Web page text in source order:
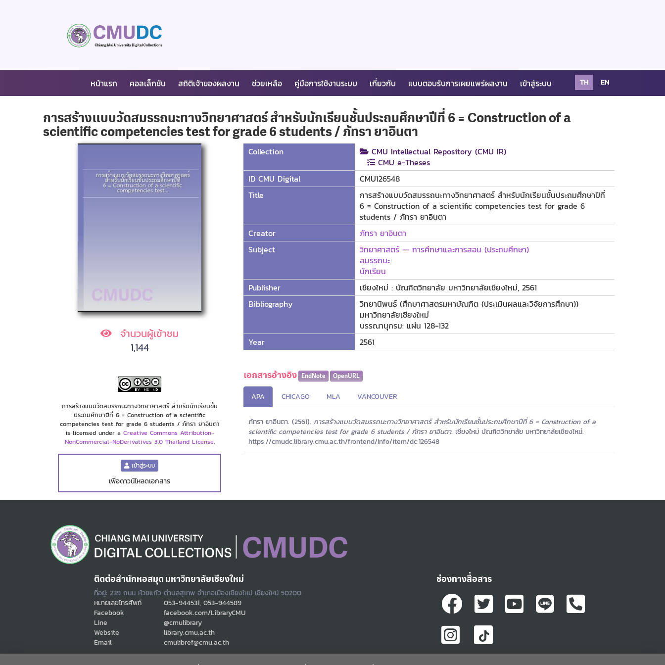
หน้าแรก คอลเล็กชัน สถิติเจ้าของผลงาน ช่วยเหลือ คู่มือการใช้งานระบบ เกี่ยวกับ แบบตอบรับการเผยแพร่ผลงาน เข้าสู่ระบบ TH EN
การสร้างแบบวัดสมรรถนะทางวิทยาศาสตร์ สำหรับนักเรียนชั้นประถมศึกษาปีที่ 6 = Construction of a
scientific competencies test for grade 6 students / ภัทรา ยาอินตา
จำนวนผู้เข้าชม
1,144
การสร้างแบบวัดสมรรถนะทางวิทยาศาสตร์ สำหรับนักเรียนชั้น
ประถมศึกษาปีที่ 6 = Construction of a scientific
competencies test for grade 6 students / ภัทรา ยาอินตา
is licensed under a Creative Commons Attribution-
NonCommercial-NoDerivatives 3.0 Thailand License.
เข้าสู่ระบบ
เพื่อดาวน์โหลดเอกสาร
Collection
CMU Intellectual Repository (CMU IR)
CMU e-Theses
ID CMU Digital
CMU126548
Title
การสร้างแบบวัดสมรรถนะทางวิทยาศาสตร์ สำหรับนักเรียนชั้นประถมศึกษาปีที่
6 = Construction of a scientific competencies test for grade 6
students / ภัทรา ยาอินตา
Creator
ภัทรา ยาอินตา
Subject
วิทยาศาสตร์ -- การศึกษาและการสอน (ประถมศึกษา)
สมรรถนะ
นักเรียน
Publisher
เชียงใหม่ : บัณฑิตวิทยาลัย มหาวิทยาลัยเชียงใหม่, 2561
Bibliography
วิทยานิพนธ์ (ศึกษาศาสตรมหาบัณฑิต (ประเมินผลและวิจัยการศึกษา))
มหาวิทยาลัยเชียงใหม่
บรรณานุกรม: แผ่น 128-132
Year
2561
เอกสารอ้างอิง EndNote OpenURL
APA CHICAGO MLA VANCOUVER
ภัทรา ยาอินตา. (2561). การสร้างแบบวัดสมรรถนะทางวิทยาศาสตร์ สำหรับนักเรียนชั้นประถมศึกษาปีที่ 6 = Construction of a
scientific competencies test for grade 6 students / ภัทรา ยาอินตา. เชียงใหม่ บัณฑิตวิทยาลัย มหาวิทยาลัยเชียงใหม่.
https://cmudc.library.cmu.ac.th/frontend/Info/item/dc:126548
ติดต่อสำนักหอสมุด มหาวิทยาลัยเชียงใหม่
ที่อยู่: 239 ถนน ห้วยแก้ว ตำบลสุเทพ อำเภอเมืองเชียงใหม่ เชียงใหม่ 50200
หมายเลขโทรศัพท์ 053-944531, 053-944589
Facebook
facebook.com/LibraryCMU
Line
@cmulibrary
Website
library.cmu.ac.th
Email
cmulibref@cmu.ac.th
ช่องทางสื่อสาร